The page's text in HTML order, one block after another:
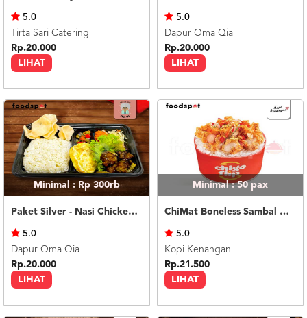
BLOG
TERMS
CALL
CENTER
021
5091
3494
LOGIN
DAFTAR
LIHAT
5.0
Tirta Sari Catering
Rp.20.000
LIHAT
5.0
Dapur Oma Qia
Rp.20.000
Minimal : Rp 300rb
Paket Silver - Nasi Chicken Teriyaki
LIHAT
5.0
Dapur Oma Qia
Rp.20.000
Minimal : 50 pax
ChiMat Boneless Sambal Matah
LIHAT
5.0
Kopi Kenangan
Rp.21.500